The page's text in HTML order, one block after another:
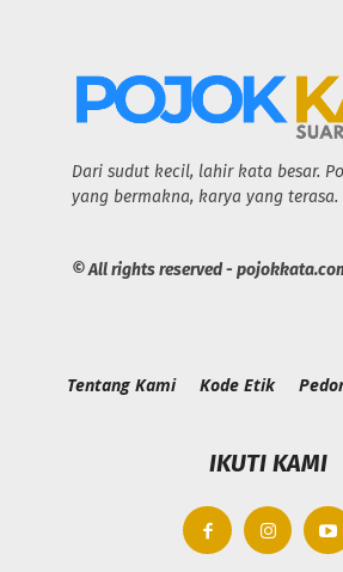
Dari sudut kecil, lahir kata besar.
yang bermakna, karya yang terasa.
© All rights reserved -
Tentang Kami Kode Etik
IKUTI KAMI